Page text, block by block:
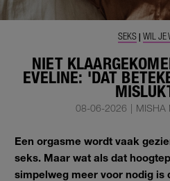
NIET
EVELINE: 'DAT
SEKS | WIL JE
08-06-2026 | MISHA
Een orgasme wordt vaak
seks. Maar wat als dat
simpelweg meer voor nodig is